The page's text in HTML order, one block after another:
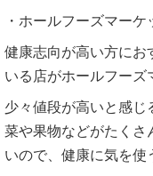
・ホールフーズマーケ
健康志向が高い方にお
いる店がホールフーズ
少々値段が高いと感じ
菜や果物などがたくさ
いので、健康に気を使